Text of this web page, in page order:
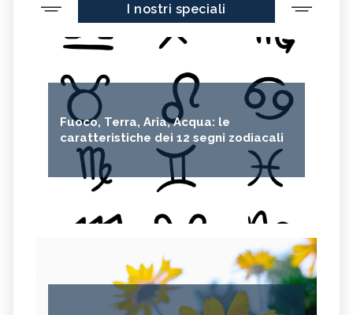
I nostri speciali
Fuoco, Terra, Aria, Acqua: le
caratteristiche dei 12 segni zodiacali